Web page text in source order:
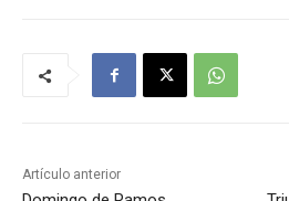
Artículo anterior